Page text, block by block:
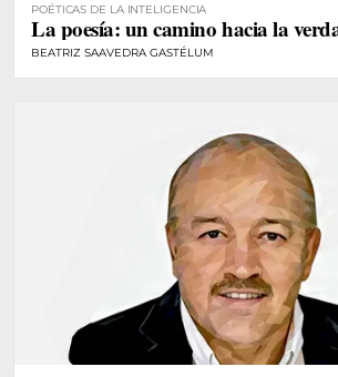
POÉTICAS DE LA INTELIGENCIA
La poesía: un camino hacia la
BEATRIZ SAAVEDRA GASTÉLUM